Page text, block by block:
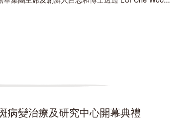
病變治療及研究中心開幕典禮